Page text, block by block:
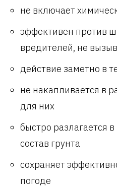
не включает
эффективен против
вредителей, не
действие заметно в
не накапливается в
для них
быстро разлагается
состав грунта
сохраняет
погоде